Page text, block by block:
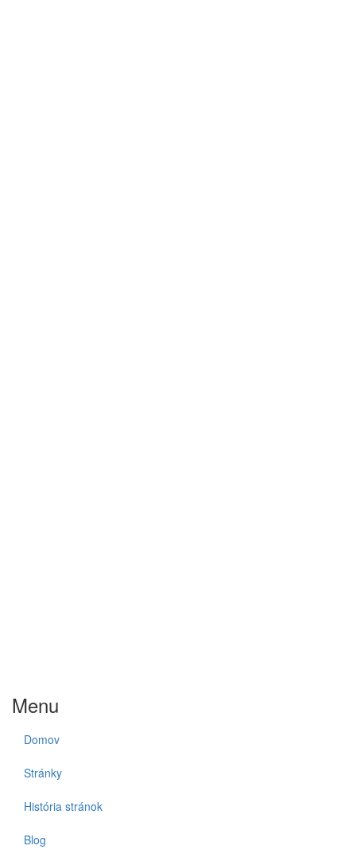
Menu
Domov
Stránky
História stránok
Blog